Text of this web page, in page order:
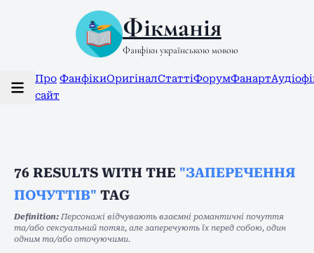
Фікманія
Фанфіки українською мовою
Про
сайт
ФанфікиОригіналСтаттіФорумФанарт
76 RESULTS WITH THE "ЗАПЕРЕЧЕННЯ
ПОЧУТТІВ" TAG
Definition: Персонажі відчувають взаємні романтичні почуття
та/або сексуальний потяг, але заперечують їх перед собою, один
одним та/або оточуючими.